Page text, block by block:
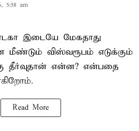
5:58 am
இடையே மேகதாது
மீண்டும் விஸ்வரூபம் எடுக்கும்
தீர்வுதான் என்ன? என்பதை
Read More